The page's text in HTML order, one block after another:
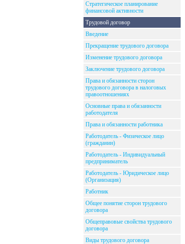
Стратегическое планирование
финансовой активности
Трудовой договор
Введение
Прекращение трудового договора
Изменение трудового договора
Заключение трудового договора
Права и обязанности сторон
трудового договора в налоговых
правоотношениях
Основные права и обязанности
работодателя
Права и обязанности работника
Работодатель - Физическое лицо
(гражданин)
Работодатель - Индивидуальный
предприниматель
Работодатель - Юридическое лицо
(Организация)
Работник
Общее понятие сторон трудового
договора
Общеправовые свойства трудового
договора
Виды трудового договора